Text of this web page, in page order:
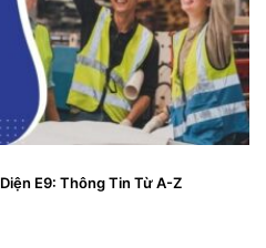
E9: Thông Tin Từ A-Z